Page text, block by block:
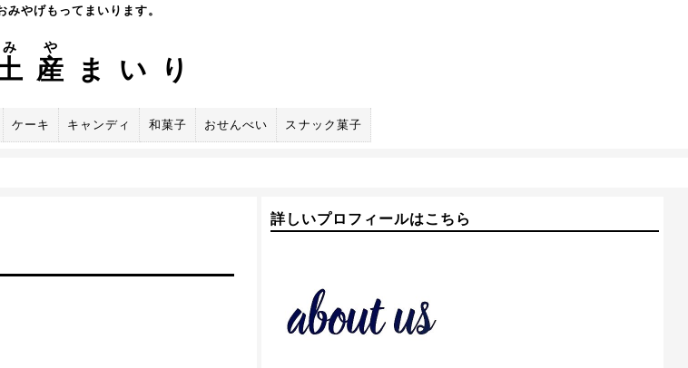
みやげもってまいります。
み
産
や
まいり
ケーキ キャンディ 和菓子 おせんべい スナック菓子
詳しいプロフィールはこちら